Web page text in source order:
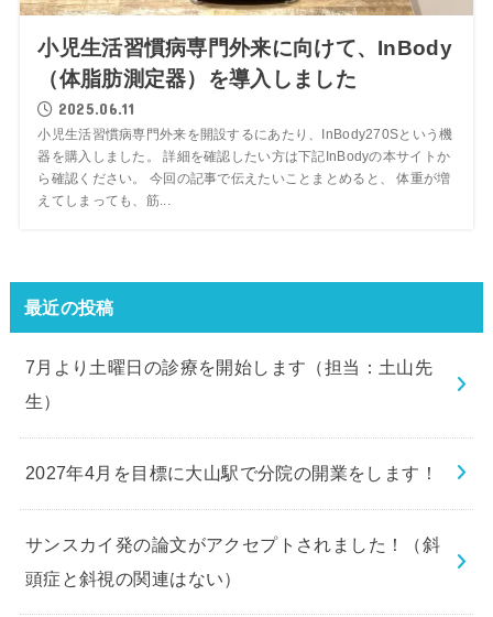
小児生活習慣病専門外来に向けて、InBody
（体脂肪測定器）を導入しました
2025.06.11
小児生活習慣病専門外来を開設するにあたり、InBody270Sという機
器を購入しました。 詳細を確認したい方は下記InBodyの本サイトか
ら確認ください。 今回の記事で伝えたいことまとめると、 体重が増
えてしまっても、筋...
最近の投稿
7月より土曜日の診療を開始します（担当：土山先
生）
2027年4月を目標に大山駅で分院の開業をします！
サンスカイ発の論文がアクセプトされました！（斜
頭症と斜視の関連はない）